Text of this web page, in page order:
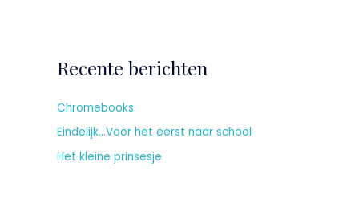
Recente berichten
Chromebooks
Eindelijk…Voor het eerst naar school
Het kleine prinsesje